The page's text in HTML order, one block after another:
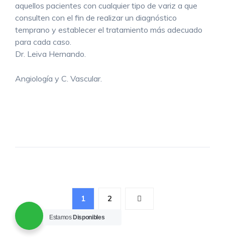
aquellos pacientes con cualquier tipo de variz a que
consulten con el fin de realizar un diagnóstico
temprano y establecer el tratamiento más adecuado
para cada caso.
Dr. Leiva Hernando.
Angiología y C. Vascular.
Paginación
de
entradas
1 2
Estamos Disponibles